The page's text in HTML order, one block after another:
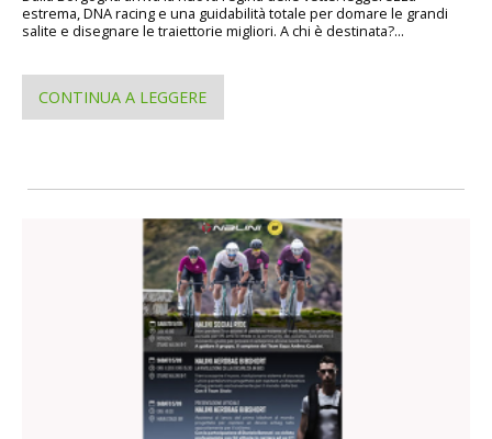
estrema, DNA racing e una guidabilità totale per domare le grandi
salite e disegnare le traiettorie migliori. A chi è destinata?...
CONTINUA A LEGGERE